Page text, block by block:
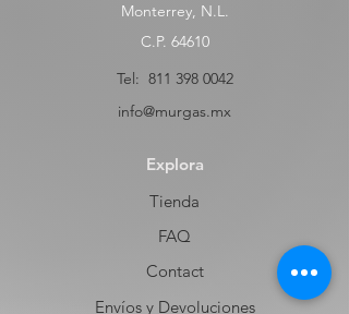
Monterrey, N.L.
C.P. 64610
Tel: 811 398 0042
info@murgas.mx
Explora
Tienda
FAQ
Contact
Envíos y Devoluciones